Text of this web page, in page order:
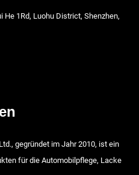
He 1Rd, Luohu District, Shenzhen,
gegründet im Jahr 2010, ist ein
für die Automobilpflege, Lacke